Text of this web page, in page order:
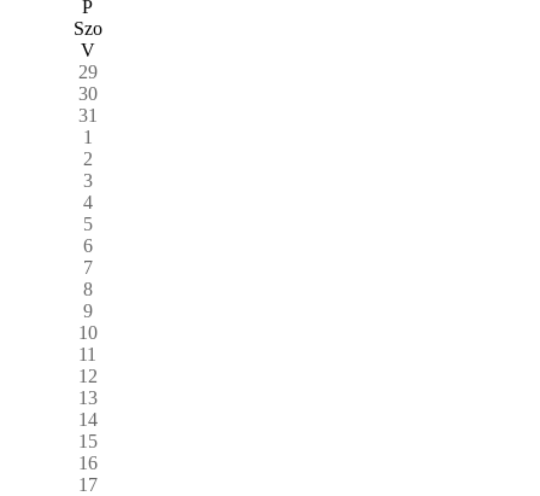
P
Szo
V
29
30
31
1
2
3
4
5
6
7
8
9
10
11
12
13
14
15
16
17